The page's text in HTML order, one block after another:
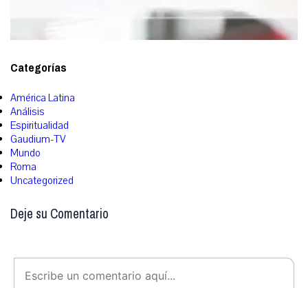
Categorías
América Latina
Análisis
Espiritualidad
Gaudium-TV
Mundo
Roma
Uncategorized
Deje su Comentario